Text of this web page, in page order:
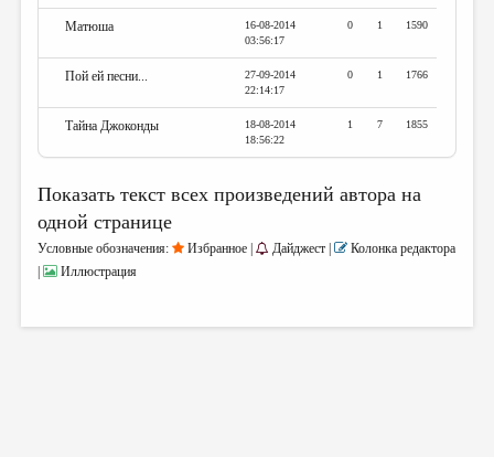
Матюша
16-08-2014
03:56:17
0 1 1590
Пой ей песни...
27-09-2014
22:14:17
0 1 1766
Тайна Джоконды
18-08-2014
18:56:22
1 7 1855
Показать текст всех произведений автора на
одной странице
Условные обозначения: Избранное | Дайджест |
Колонка редактора
Иллюстрация